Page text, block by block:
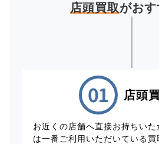
店頭買取がおす
店頭
お近くの店舗へ直接お持ちいた
は一番ご利用いただいている買